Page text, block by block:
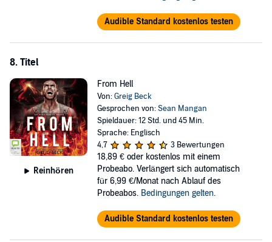
Audible Standard kostenlos testen
8. Titel
Reinhören
From Hell
Von:Greig Beck
Gesprochen von:Sean Mangan
Spieldauer: 12 Std. und 45 Min.
Sprache: Englisch
4,7
3 Bewertungen
18,89 € oder kostenlos mit einem
Probeabo. Verlängert sich automatisch
für 6,99 €/Monat nach Ablauf des
Probeabos. Bedingungen gelten.
Audible Standard kostenlos testen